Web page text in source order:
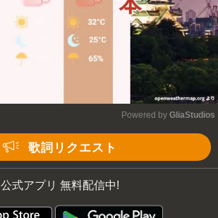
Powered by GliaStudios
歌詞リクエスト
公式アプリ 無料配信中!